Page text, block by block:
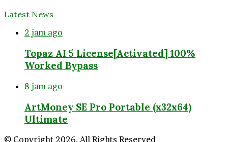
Latest News
2 jam ago
Topaz AI 5 License[Activated] 100%
Worked Bypass
8 jam ago
ArtMoney SE Pro Portable (x32x64)
Ultimate
© Copyright 2026, All Rights Reserved